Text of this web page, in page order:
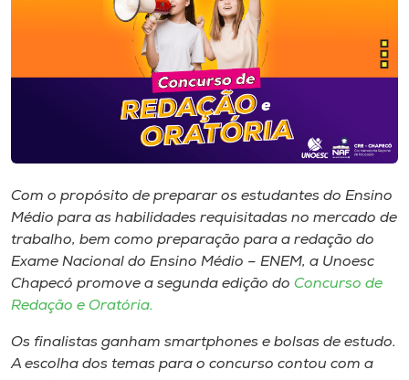
Rádio
Unoesc
Store
Selecione
o idioma
Com o propósito de preparar os estudantes do Ensino
Médio para as habilidades requisitadas no mercado de
trabalho, bem como preparação para a redação do
Exame Nacional do Ensino Médio – ENEM, a Unoesc
Chapecó promove a segunda edição do Concurso de
Redação e Oratória.
Os finalistas ganham smartphones e bolsas de estudo.
A escolha dos temas para o concurso contou com a